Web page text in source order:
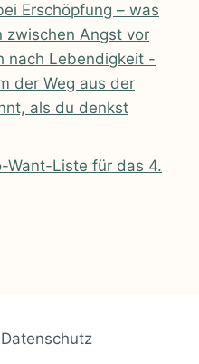
Erschöpfung – was
zwischen Angst vor
nach Lebendigkeit -
der Weg aus der
als du denkst
Want-Liste für das 4.
Datenschutz